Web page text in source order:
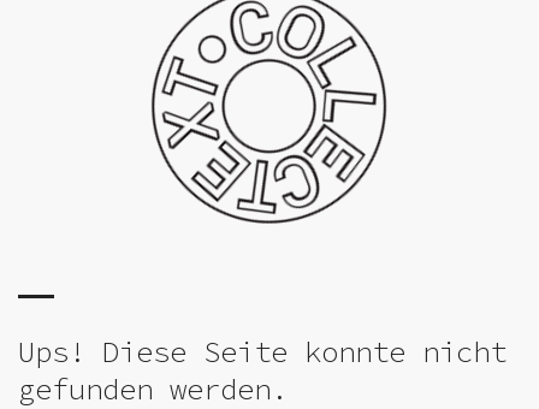
Ups! Diese Seite konnte nicht
gefunden werden.